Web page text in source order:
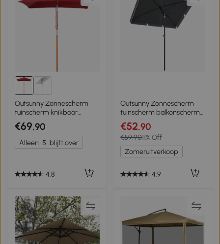
Outsunny Zonnescherm
tuinscherm knikbaar
bescherming tegen de zon
3-delig hout+polyester
wijnrood
€69,90
Alleen 5 blijft over
4.8
Outsunny Zonnescherm
tuinscherm balkonscherm
strandscherm
marktscherm knikbaar 3
kleuren
€52,90
€59,9011% Off
Zomeruitverkoop
4.9